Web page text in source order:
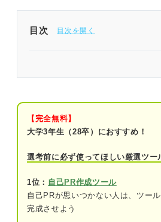
目次
強み×仕事内容で紹介！ 「
の回答例文5選
例文①語学力×海外事
例文②接客スキル×営
例文③情報収集力×マ
【完全無料】
大学3年生（28卒）におすすめ！
選考前に必ず使ってほしい厳選ツー
1位： 自己PR作成ツール
自己PRが思いつかない人は、ツー
完成させよう